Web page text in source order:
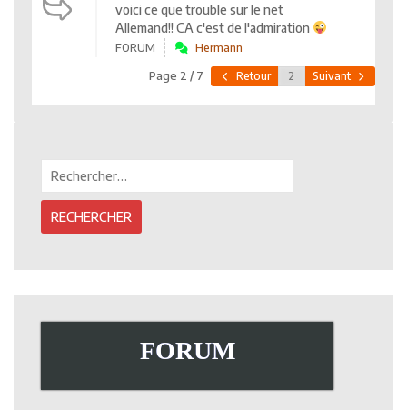
voici ce que trouble sur le net
Allemand!! CA c'est de l'admiration
FORUM Hermann
Page 2 / 7 Retour Suivant
FORUM